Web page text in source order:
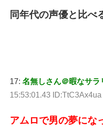
同年代の声優と比べ
17: 名無しさん＠暇なサラ
15:53:01.43 ID:TtC3Ax4ua
アムロで男の夢にな